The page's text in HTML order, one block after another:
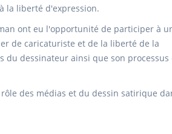
la liberté d'expression.
ont eu l'opportunité de participer à
de caricaturiste et de la liberté de la
du dessinateur ainsi que son processus
des médias et du dessin satirique